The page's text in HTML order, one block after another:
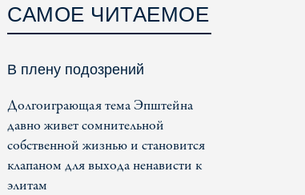
САМОЕ ЧИТАЕМОЕ
В плену подозрений
Долгоиграющая тема Эпштейна
давно живет сомнительной
собственной жизнью и становится
клапаном для выхода ненависти к
элитам